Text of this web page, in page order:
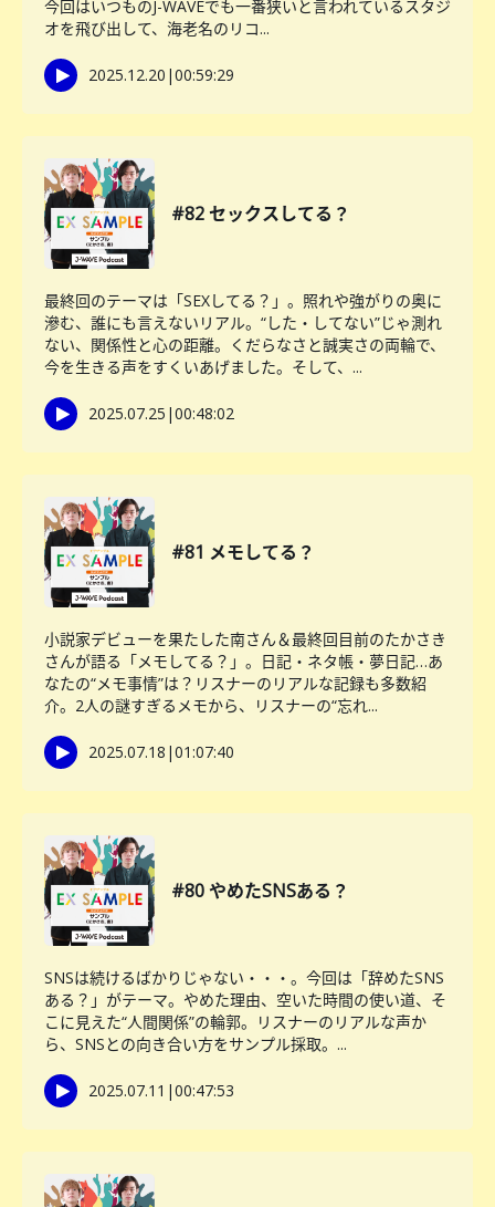
今回はいつものJ-WAVEでも一番狭いと言われているスタジ
オを飛び出して、海老名のリコ...
2025.12.20 |00:59:29
#82 セックスしてる？
最終回のテーマは「SEXしてる？」。照れや強がりの奥に
滲む、誰にも言えないリアル。“した・してない”じゃ測れ
ない、関係性と心の距離。くだらなさと誠実さの両輪で、
今を生きる声をすくいあげました。そして、...
2025.07.25 |00:48:02
#81 メモしてる？
小説家デビューを果たした南さん＆最終回目前のたかさき
さんが語る「メモしてる？」。日記・ネタ帳・夢日記…あ
なたの“メモ事情”は？リスナーのリアルな記録も多数紹
介。2人の謎すぎるメモから、リスナーの“忘れ...
2025.07.18 |01:07:40
#80 やめたSNSある？
SNSは続けるばかりじゃない・・・。今回は「辞めたSNS
ある？」がテーマ。やめた理由、空いた時間の使い道、そ
こに見えた“人間関係”の輪郭。リスナーのリアルな声か
ら、SNSとの向き合い方をサンプル採取。...
2025.07.11 |00:47:53